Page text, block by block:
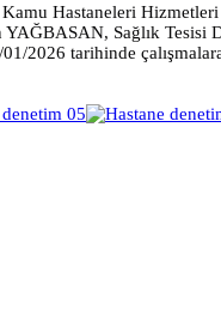
Hastaneleri
Sağlık
2026 tarihinde